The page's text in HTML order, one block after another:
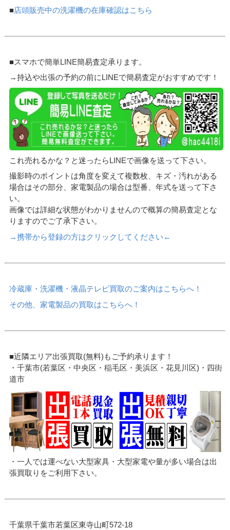
■店頭販売中の洗濯機の在庫確認はこちら
■スマホで簡単LINE簡易査定承ります。
→持込や出張の予約の前にLINEで簡易査定がおすすめです！
これ売れるかな？と迷ったらLINEで画像を送って下さい。
撮影時のポイントは角度を変えて複数枚、キズ・汚れがある
場合はその部分、家電製品の場合は型番、年式を送って下さ
い。
画像では詳細な状態がわかりませんので概算の簡易査定とな
りますのでご了承下さい。
→携帯から登録の方はクリックしてください←
冷蔵庫・洗濯機・液晶テレビ買取のご案内はこちらへ！
その他、家電製品の買取はこちらへ！
■近隣エリア出張買取(無料)もご予約承ります！
・千葉市(若葉区・中央区・稲毛区・美浜区・花見川区)・四街
道市
・一人では運べない大型家具・大型家電や量が多い場合は出
張買取りをご利用下さい。
千葉県千葉市若葉区東寺山町572-18